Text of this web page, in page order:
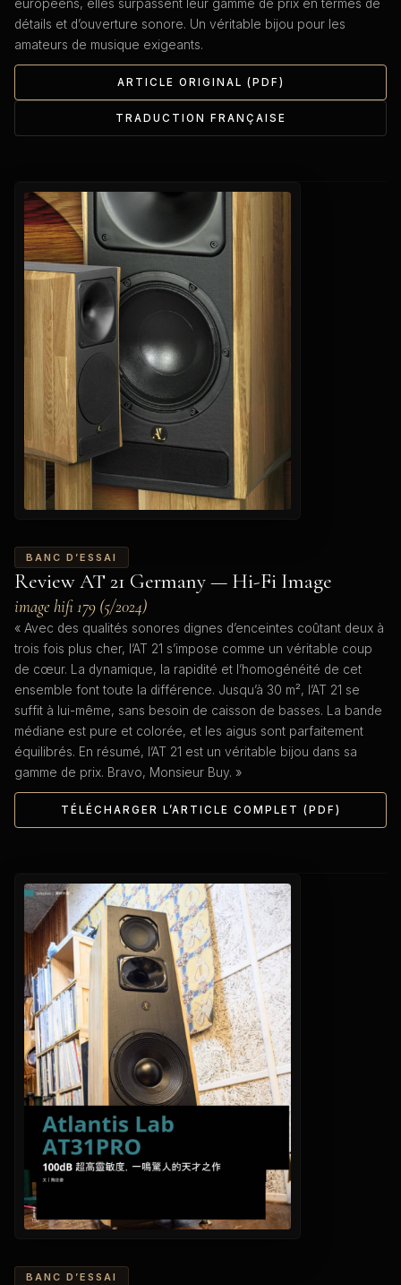
européens, elles surpassent leur gamme de prix en termes de
détails et d’ouverture sonore. Un véritable bijou pour les
amateurs de musique exigeants.
ARTICLE ORIGINAL (PDF)
TRADUCTION FRANÇAISE
BANC D’ESSAI
Review AT 21 Germany — Hi-Fi Image
image hifi 179 (5/2024)
« Avec des qualités sonores dignes d’enceintes coûtant deux à
trois fois plus cher, l’AT 21 s’impose comme un véritable coup
de cœur. La dynamique, la rapidité et l’homogénéité de cet
ensemble font toute la différence. Jusqu’à 30 m², l’AT 21 se
suffit à lui-même, sans besoin de caisson de basses. La bande
médiane est pure et colorée, et les aigus sont parfaitement
équilibrés. En résumé, l’AT 21 est un véritable bijou dans sa
gamme de prix. Bravo, Monsieur Buy. »
TÉLÉCHARGER L’ARTICLE COMPLET (PDF)
BANC D’ESSAI